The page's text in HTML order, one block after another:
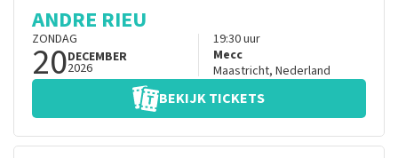
ANDRE RIEU
ZONDAG
20DECEMBER
2026
19:30uur
Mecc
Maastricht, Nederland
BEKIJK TICKETS